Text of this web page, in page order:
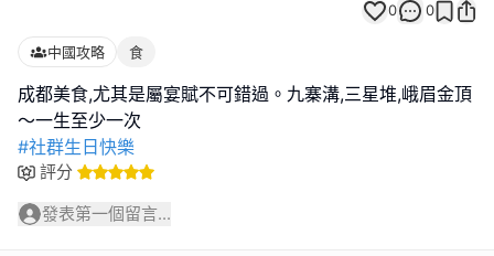
0 0
中國攻略 食
成都美食,尤其是屬宴賦不可錯過。九寨溝,三星堆,峨眉金頂
#社群生日快樂
評分
發表第一個留言...